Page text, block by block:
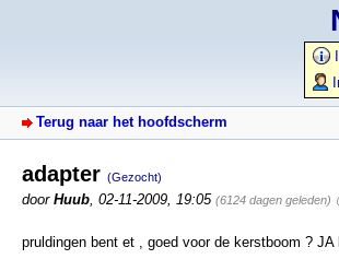
Terug naar het hoofdscherm
adapter (Gezocht)
door Huub 02-11-2009, 19:05 (6124 dagen geleden)
pruldingen bent et , goed voor de kerstboom ? JA